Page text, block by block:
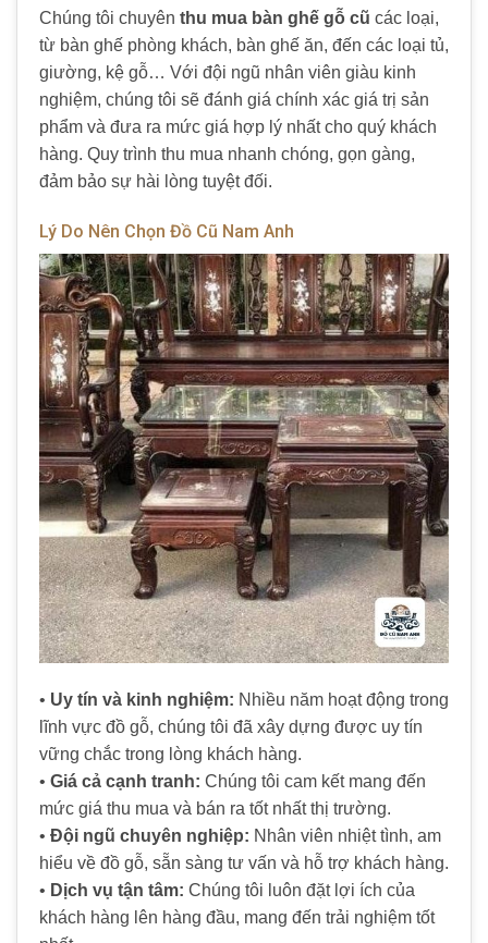
Chúng tôi chuyên thu mua bàn ghế gỗ cũ các loại,
từ bàn ghế phòng khách, bàn ghế ăn, đến các loại tủ,
giường, kệ gỗ… Với đội ngũ nhân viên giàu kinh
nghiệm, chúng tôi sẽ đánh giá chính xác giá trị sản
phẩm và đưa ra mức giá hợp lý nhất cho quý khách
hàng. Quy trình thu mua nhanh chóng, gọn gàng,
đảm bảo sự hài lòng tuyệt đối.
Lý Do Nên Chọn Đồ Cũ Nam Anh
• Uy tín và kinh nghiệm: Nhiều năm hoạt động trong
lĩnh vực đồ gỗ, chúng tôi đã xây dựng được uy tín
vững chắc trong lòng khách hàng.
• Giá cả cạnh tranh: Chúng tôi cam kết mang đến
mức giá thu mua và bán ra tốt nhất thị trường.
• Đội ngũ chuyên nghiệp: Nhân viên nhiệt tình, am
hiểu về đồ gỗ, sẵn sàng tư vấn và hỗ trợ khách hàng.
• Dịch vụ tận tâm: Chúng tôi luôn đặt lợi ích của
khách hàng lên hàng đầu, mang đến trải nghiệm tốt